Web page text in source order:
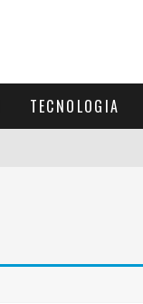
TECNOLOGIA